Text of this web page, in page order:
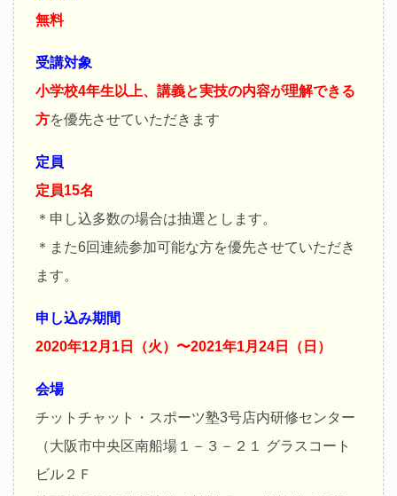
無料
受講対象
小学校4年生以上、講義と実技の内容が理解できる
方を優先させていただきます
定員
定員15名
＊申し込多数の場合は抽選とします。
＊また6回連続参加可能な方を優先させていただき
ます。
申し込み期間
2020年12月1日（火）〜2021年1月24日（日）
会場
チットチャット・スポーツ塾3号店内研修センター
（大阪市中央区南船場１－３－２１ グラスコート
ビル２Ｆ